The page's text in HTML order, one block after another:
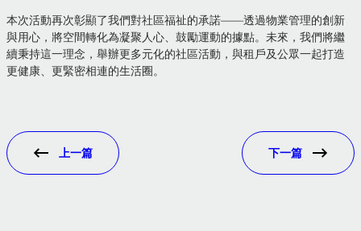
本次活動再次彰顯了我們對社區福祉的承諾——透過物業管理的創新
與用心，將空間轉化為凝聚人心、鼓勵運動的據點。未來，我們將繼
續秉持這一理念，舉辦更多元化的社區活動，與租戶及公眾一起打造
更健康、更緊密相連的生活圈。
上一篇 下一篇